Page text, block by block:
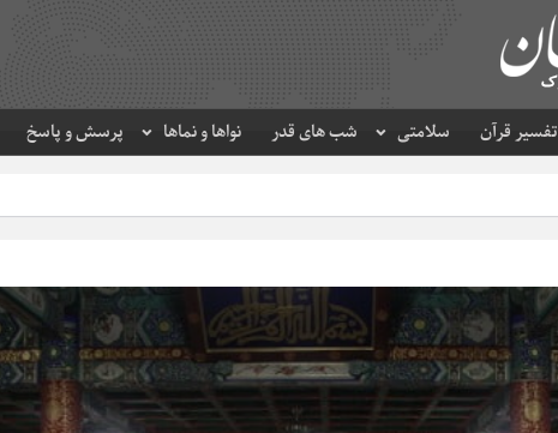
تفسیر قرآن سلامتی شب های قدر نواها و نماها پرسش و پاسخ
حرم